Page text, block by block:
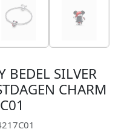
BEDEL SILVER
CHARM